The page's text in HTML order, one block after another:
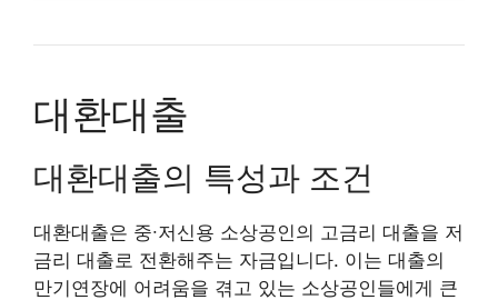
대환대출
대환대출의 특성과 조건
대환대출은 중∙저신용 소상공인의 고금리 대출을 저
금리 대출로 전환해주는 자금입니다. 이는 대출의
만기연장에 어려움을 겪고 있는 소상공인들에게 큰